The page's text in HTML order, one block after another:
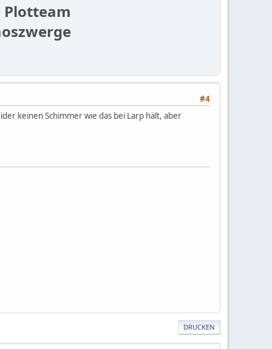
#4
keinen Schimmer wie das bei Larp hält, aber
DRUCKEN